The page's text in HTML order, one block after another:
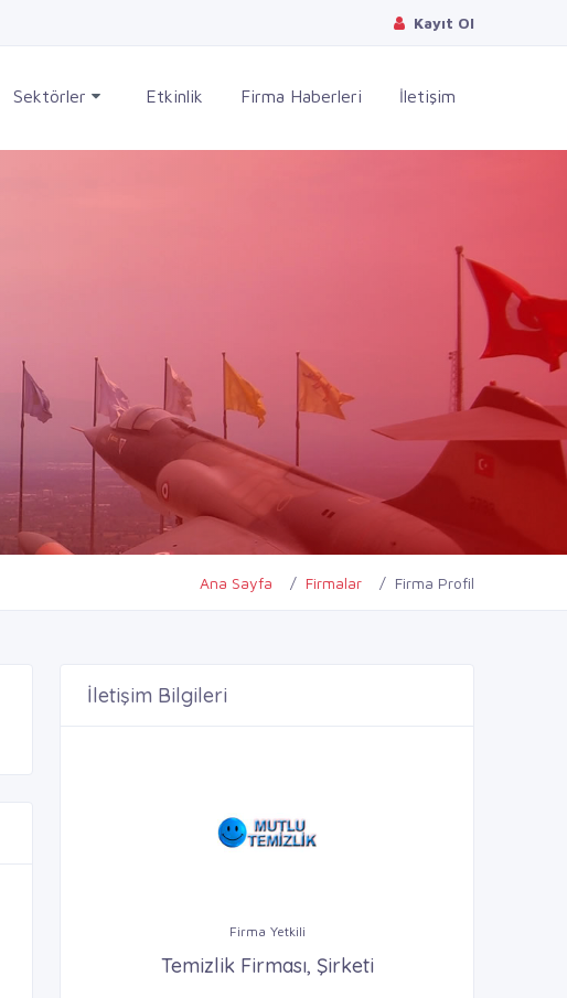
Kayıt Ol
Sektörler Etkinlik Firma Haberleri İletişim
Ana Sayfa Firmalar Firma Profil
İletişim Bilgileri
Firma Yetkili
Temizlik Firması, Şirketi